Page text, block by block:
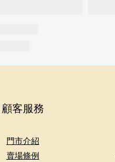
顧客服務
門市介紹
賣場條例